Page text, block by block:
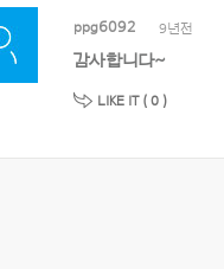
ppg6092 9년전
감사합니다~
LIKE IT ( 0 )